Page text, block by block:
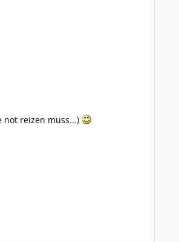
reizen muss...)